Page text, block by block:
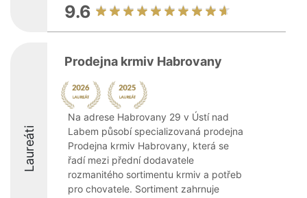
9.6
Laureáti
Prodejna krmiv Habrovany
Na adrese Habrovany 29 v Ústí nad
Labem působí specializovaná prodejna
Prodejna krmiv Habrovany, která se
řadí mezi přední dodavatele
rozmanitého sortimentu krmiv a potřeb
pro chovatele. Sortiment zahrnuje